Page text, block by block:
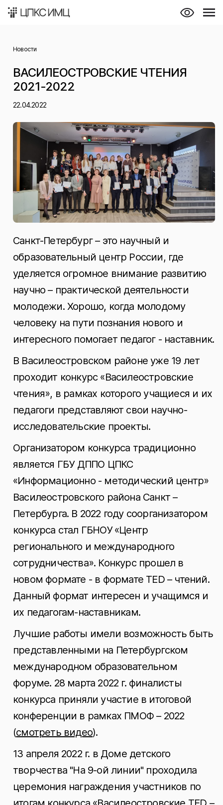
Новости
ВАСИЛЕОСТРОВСКИЕ ЧТЕНИЯ
2021-2022
22.04.2022
Санкт-Петербург – это научный и
образовательный центр России, где
уделяется огромное внимание развитию
научно – практической деятельности
молодежи. Хорошо, когда молодому
человеку на пути познания нового и
интересного помогает педагог - наставник.
В Василеостровском районе уже 19 лет
проходит конкурс «Василеостровские
чтения», в рамках которого учащиеся и их
педагоги представляют свои научно-
исследовательские проекты.
Организатором конкурса традиционно
является ГБУ ДППО ЦПКС
«Информационно - методический центр»
Василеостровского района Санкт –
Петербурга. В 2022 году соорганизатором
конкурса стал ГБНОУ «Центр
регионального и международного
сотрудничества». Конкурс прошел в
новом формате - в формате TED – чтений.
Данный формат интересен и учащимся и
их педагогам-наставникам.
Лучшие работы имели возможность быть
представленными на Петербургском
международном образовательном
форуме. 28 марта 2022 г. финалисты
конкурса приняли участие в итоговой
конференции в рамках ПМОФ – 2022
(смотреть видео).
13 апреля 2022 г. в Доме детского
творчества "На 9-ой линии" проходила
церемония награждения участников по